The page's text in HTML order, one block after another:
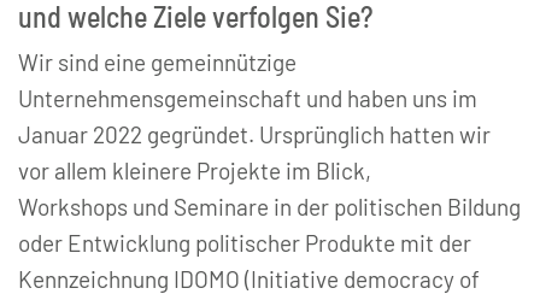
und welche Ziele verfolgen Sie?
Wir sind eine gemeinnützige
Unternehmensgemeinschaft und haben uns im
Januar 2022 gegründet. Ursprünglich hatten wir
vor allem kleinere Projekte im Blick,
Workshops und Seminare in der politischen Bildung
oder Entwicklung politischer Produkte mit der
Kennzeichnung IDOMO (Initiative democracy of